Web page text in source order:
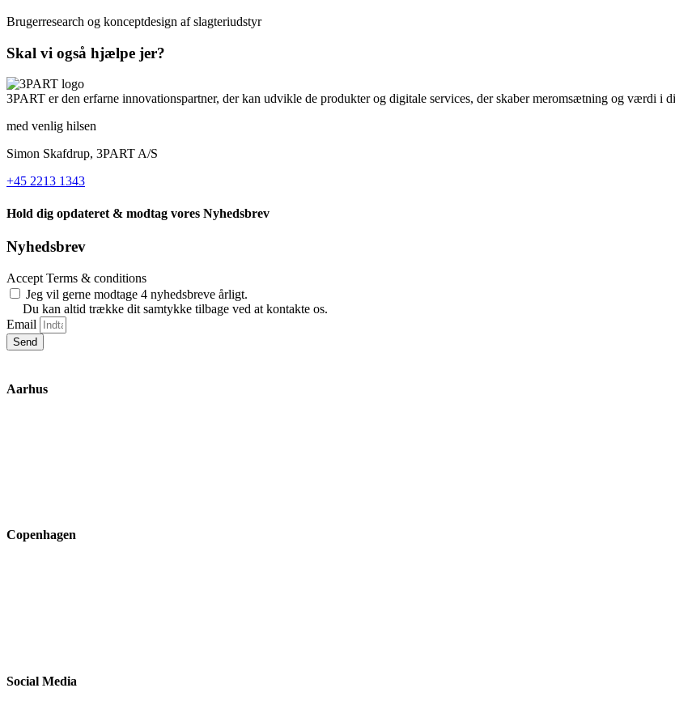
Brugerresearch og konceptdesign af slagteriudstyr
Skal vi også hjælpe jer?
3PART er den erfarne innovationspartner, der kan udvikle de produkter og digitale services, der skaber meromsætning og værdi i
med venlig hilsen
Simon Skafdrup, 3PART A/S
+45 2213 1343
Hold dig opdateret & modtag vores Nyhedsbrev
Nyhedsbrev
Accept Terms & conditions
Jeg vil gerne modtage 4 nyhedsbreve årligt.
Du kan altid trække dit samtykke tilbage ved at kontakte os.
Email
Send
Aarhus
Copenhagen
Social Media